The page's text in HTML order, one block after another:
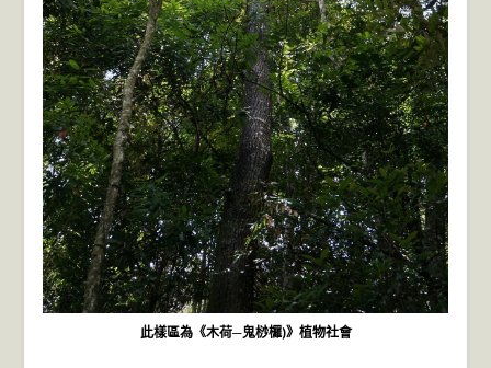
此樣區為《木荷─鬼桫欏)》植物社會